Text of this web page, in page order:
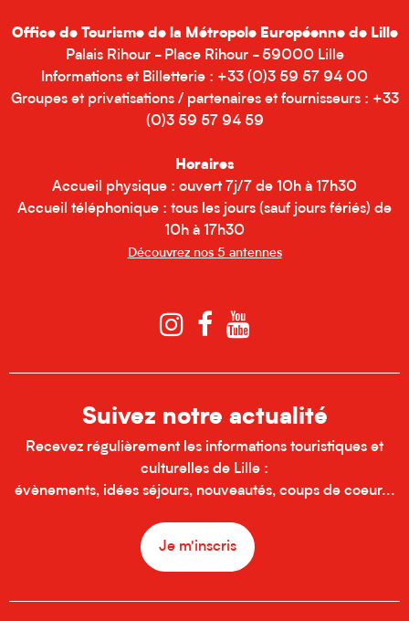
Office de Tourisme de la Métropole Européenne de Lille
Palais Rihour - Place Rihour - 59000 Lille
Informations et Billetterie : +33 (0)3 59 57 94 00
Groupes et privatisations / partenaires et fournisseurs : +33
(0)3 59 57 94 59
Horaires
Accueil physique : ouvert 7j/7 de 10h à 17h30
Accueil téléphonique : tous les jours (sauf jours fériés) de
10h à 17h30
Découvrez nos 5 antennes
Suivez notre actualité
Recevez régulièrement les informations touristiques et
culturelles de Lille :
évènements, idées séjours, nouveautés, coups de coeur...
Je m'inscris